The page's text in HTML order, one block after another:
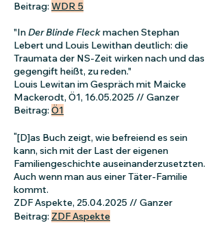
Beitrag: WDR 5
"InDer Blinde Fleckmachen Stephan
Lebert und Louis Lewithan deutlich: die
Traumata der NS-Zeit wirken nach und das
gegengift heißt, zu reden."
Louis Lewitan im Gespräch mit Maicke
Mackerodt, Ö1, 16.05.2025 // Ganzer
Beitrag: Ö1
"[D]as Buch zeigt, wie befreiend es sein
kann, sich mit der Last der eigenen
Familiengeschichte auseinanderzusetzten.
Auch wenn man aus einer Täter-Familie
kommt.
ZDF Aspekte, 25.04.2025 // Ganzer
Beitrag: ZDF Aspekte